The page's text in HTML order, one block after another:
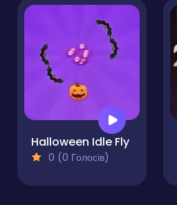
Halloween Idle Fly
0 (0 Голосів)